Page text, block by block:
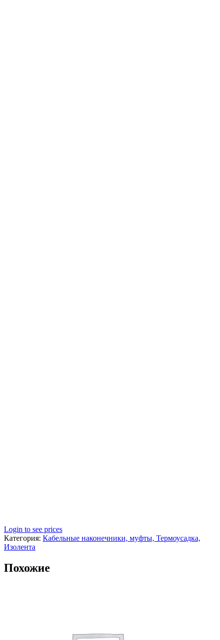
Login to see prices
Категория: Кабельные наконечники, муфты, Термоусадка,
Изолента
Похожие